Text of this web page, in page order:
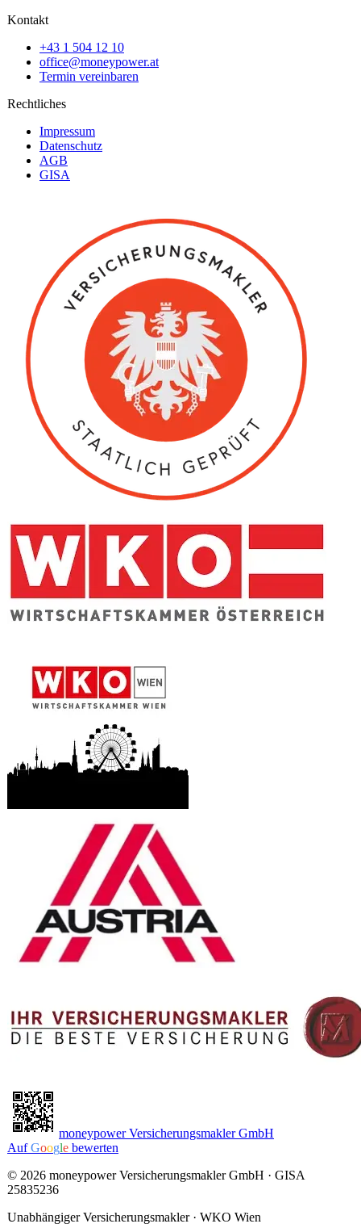
Kontakt
+43 1 504 12 10
office@moneypower.at
Termin vereinbaren
Rechtliches
Impressum
Datenschutz
AGB
GISA
moneypower Versicherungsmakler GmbH
AufGoogle bewerten
© 2026 moneypower Versicherungsmakler GmbH · GISA
25835236
Unabhängiger Versicherungsmakler · WKO Wien